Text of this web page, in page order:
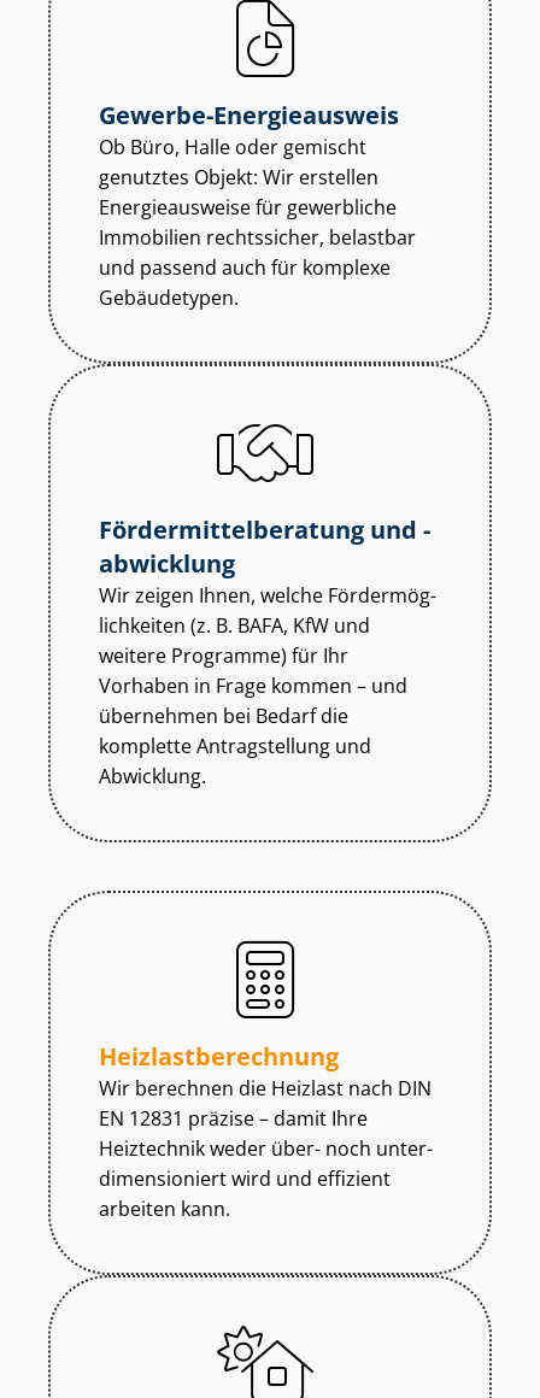
Gewerbe-Energieausweis
Ob Büro, Halle oder gemischt
genutztes Objekt: Wir erstellen
Energieausweise für gewerbliche
Immobilien rechtssicher, belastbar
und passend auch für komplexe
Gebäudetypen.
För­der­mit­tel­be­ra­tung und -
abwicklung
Wir zeigen Ihnen, welche För­der­mög­
lich­kei­ten (z. B. BAFA, KfW und
weitere Programme) für Ihr
Vorhaben in Frage kommen – und
übernehmen bei Bedarf die
komplette Antragstellung und
Abwicklung.
Heiz­last­be­rech­nung
Wir berechnen die Heizlast nach DIN
EN 12831 präzise – damit Ihre
Heiztechnik weder über- noch un­ter­
di­men­sio­niert wird und effizient
arbeiten kann.